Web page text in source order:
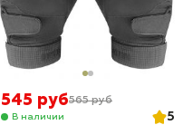
545 руб565 руб
В наличии
5